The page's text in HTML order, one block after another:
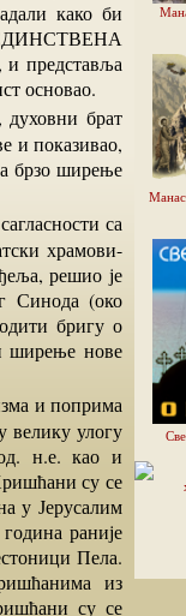
како би
представља
основао.
и показивао,
брзо ширење
храмови-
решио је
Синода (око
бригу о
ширење нове
велику улогу
н.е. као и
су се
у Јерусалим
раније
Пела.
из
су се